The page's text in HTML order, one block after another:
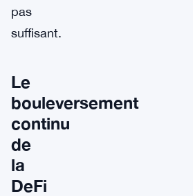
pas
suffisant.
Le
bouleversement
continu
de
la
DeFi